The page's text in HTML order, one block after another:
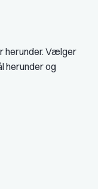
herunder. Vælger
herunder og